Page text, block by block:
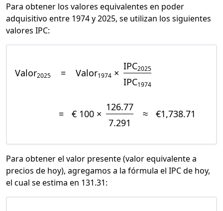
Para obtener los valores equivalentes en poder
adquisitivo entre 1974 y 2025, se utilizan los siguientes
valores IPC:
Valor2025 = Valor1974 ×
IPC2025
IPC1974
= € 100 ×
126.77
7.291
≈ €1,738.71
Para obtener el valor presente (valor equivalente a
precios de hoy), agregamos a la fórmula el IPC de hoy,
el cual se estima en 131.31: